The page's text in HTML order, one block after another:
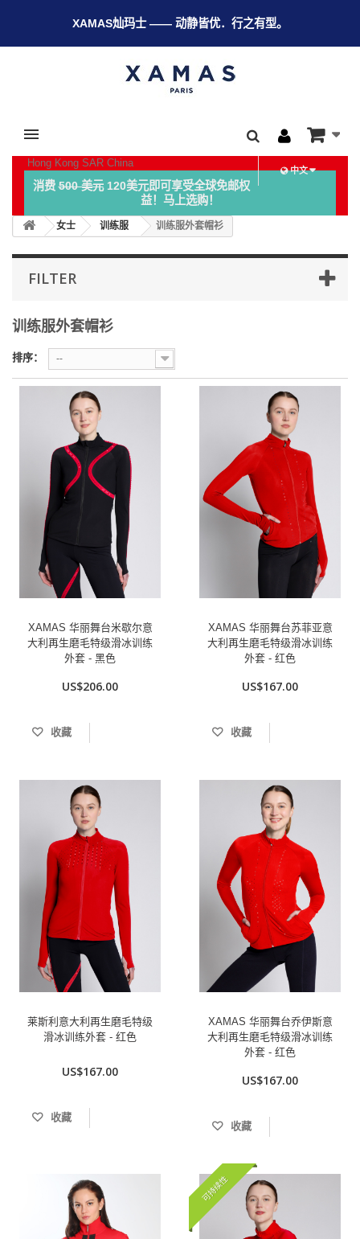
XAMAS灿玛士 —— 动静皆优．行之有型。
Hong Kong SAR China
中文
消费500 美元120美元即可享受全球免邮权
益！马上选购！
女士 训练服 训练服外套帽衫
FILTER
训练服外套帽衫
排序： --
XAMAS 华丽舞台米歇尔意
大利再生磨毛特级滑冰训练
外套 - 黑色
US$206.00
收藏
XAMAS 华丽舞台苏菲亚意
大利再生磨毛特级滑冰训练
外套 - 红色
US$167.00
收藏
莱斯利意大利再生磨毛特级
滑冰训练外套 - 红色
US$167.00
收藏
XAMAS 华丽舞台乔伊斯意
大利再生磨毛特级滑冰训练
外套 - 红色
US$167.00
收藏
可持续性